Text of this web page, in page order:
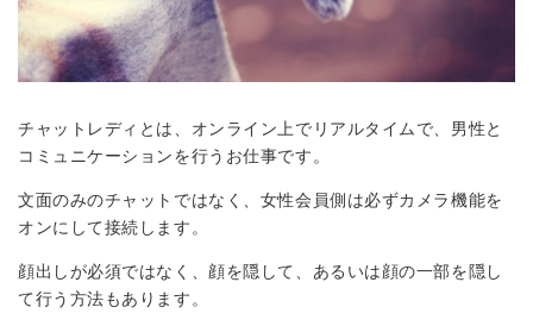
チャットレディとは、オンライン上でリアルタイムで、男性と
コミュニケーションを行うお仕事です。
文面のみのチャットではなく、女性会員側は必ずカメラ機能を
オンにして接続します。
顔出しが必須ではなく、顔を隠して、あるいは顔の一部を隠し
て行う方法もあります。